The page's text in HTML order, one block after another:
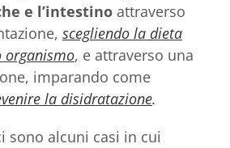
e l’intestino attraverso
scegliendo la dieta
, e attraverso una
imparando come
la disidratazione.
sono alcuni casi in cui